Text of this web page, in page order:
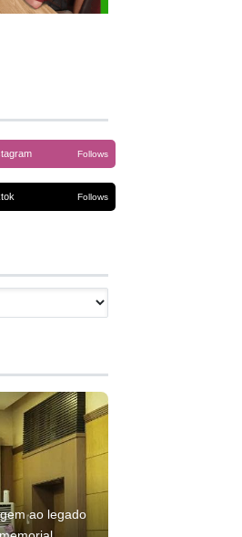
Follows
Follows
ao legado